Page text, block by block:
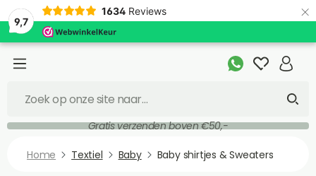
9,7
1634 Reviews ×
Gratis verzenden boven €50,-
Home Textiel Baby Baby shirtjes & Sweaters